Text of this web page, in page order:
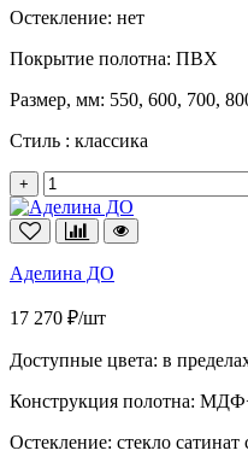
Остекление: нет
Покрытие полотна: ПВХ
Размер, мм: 550, 600, 700,
Стиль : классика
+
Аделина ДО
17 270 ₽/шт
Доступные цвета: в
Конструкция полотна:
Остекление: стекло сатинат